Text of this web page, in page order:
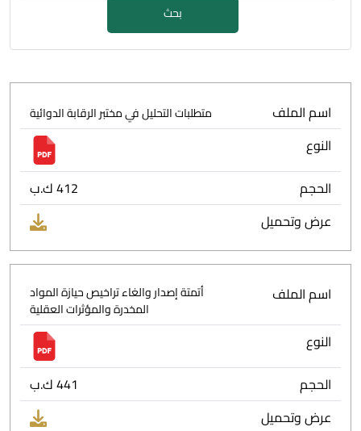
بحث
اسم الملف متطلبات التحليل في مختبر الرقابة الدوائية
النوع
الحجم
412 ك.ب
عرض وتحميل
اسم الملف
أتمتة إصدار والغاء تراخيص حيازة المواد
المخدرة والمؤثرات العقلية
النوع
الحجم
441 ك.ب
عرض وتحميل